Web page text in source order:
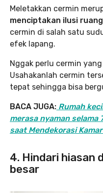
Meletakkan cermin
menciptakan ilusi
cermin di salah satu
efek lapang.
Nggak perlu cermin
Usahakanlah cermin
tepat sehingga bisa
BACA JUGA: Rumah
merasa nyaman selama
saat Mendekorasi
4. Hindari hiasan
besar